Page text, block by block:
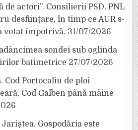
de actori”. Consilierii PSD, PNL
desființare, în timp ce AUR s-
votat împotrivă. 31/07/2026
sondei sub oglinda
batimetrice 27/07/2026
Cod Portocaliu de ploi
Cod Galben până mâine
Gospodăria este